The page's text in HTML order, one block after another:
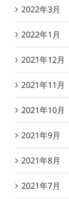
2022年3月
2022年1月
2021年12月
2021年11月
2021年10月
2021年9月
2021年8月
2021年7月